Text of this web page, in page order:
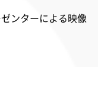
ンターによる映像